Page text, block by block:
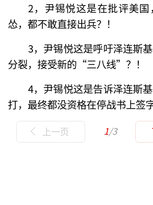
2，尹锡悦这是在批评美
怂，都不敢直接出兵？！
3，尹锡悦这是呼吁泽连斯
分裂，接受新的“三八线”？！
4，尹锡悦这是告诉泽连斯
打，最终都没资格在停战书上签字
上一页 1/3